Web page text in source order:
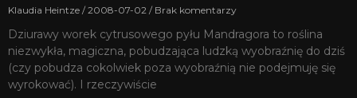
Klaudia Heintze 2008-07-02 Brak komentarzy
Dziurawy worek cytrusowego pyłu Mandragora to roślina
niezwykła, magiczna, pobudzająca ludzką wyobraźnię do dziś
(czy pobudza cokolwiek poza wyobraźnią nie podejmuję się
wyrokować). I rzeczywiście